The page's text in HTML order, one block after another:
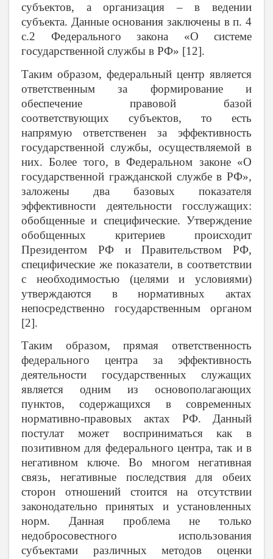
субъектов, а организация – в ведении
субъекта. Данные основания заключены в п. 4
с.2 Федерального закона «О системе
государственной службы в РФ» [12].
Таким образом, федеральный центр является
ответственным за формирование и
обеспечение правовой базой
соответствующих субъектов, то есть
напрямую ответственен за эффективность
государственной службы, осуществляемой в
них. Более того, в Федеральном законе «О
государственной гражданской службе в РФ»,
заложены два базовых показателя
эффективности деятельности госслужащих:
обобщенные и специфические. Утверждение
обобщенных критериев происходит
Президентом РФ и Правительством РФ,
специфические же показатели, в соответствии
с необходимостью (целями и условиями)
утверждаются в нормативных актах
непосредственно государственным органом
[2].
Таким образом, прямая ответственность
федерального центра за эффективность
деятельности государственных служащих
является одним из основополагающих
пунктов, содержащихся в современных
нормативно-правовых актах РФ. Данный
постулат может восприниматься как в
позитивном для федерального центра, так и в
негативном ключе. Во многом негативная
связь, негативные последствия для обеих
сторон отношений стоится на отсутствии
законодательно принятых и установленных
норм. Данная проблема не только
недобросовестного использования
субъектами различных методов оценки